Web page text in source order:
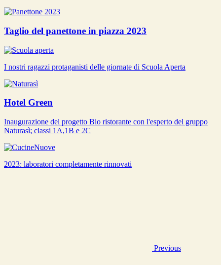
Taglio del panettone in piazza 2023
I nostri ragazzi protaganisti delle giornate di Scuola Aperta
Hotel Green
Inaugurazione del progetto Bio ristorante con l'esperto del gruppo
Naturasì; classi 1A,1B e 2C
2023: laboratori completamente rinnovati
Previous